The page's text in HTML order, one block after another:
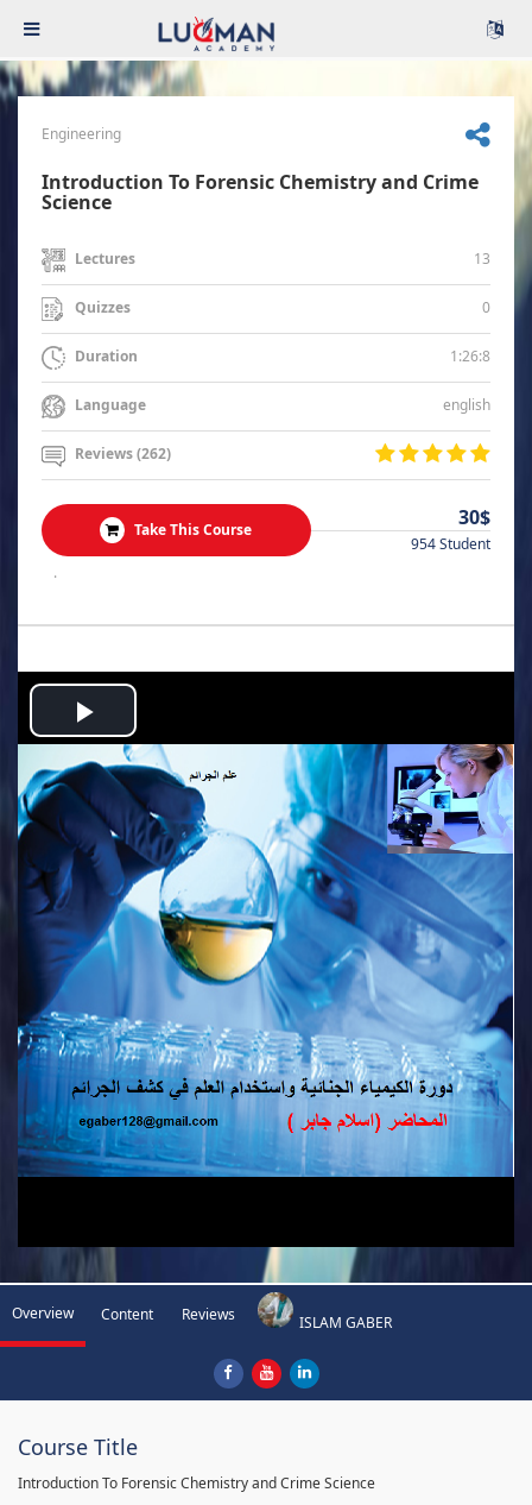
Engineering
Introduction To Forensic Chemistry and Crime
Science
Lectures 13
Quizzes 0
Duration 1:26:8
Language english
Reviews (262)
Take This Course 30$
954 Student
.
Play
Video
Overview Content Reviews ISLAM GABER
Course Title
Introduction To Forensic Chemistry and Crime Science